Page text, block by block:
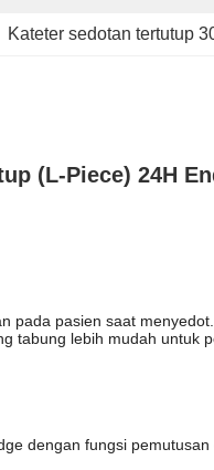
Kateter sedotan tertutup
(L-Piece) 24H
pada pasien saat menyedot.
tabung lebih mudah untuk
dengan fungsi